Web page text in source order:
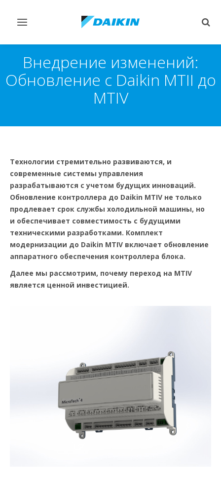
Переключить
Внедрение изменений:
Обновление с Daikin MTII до
MTIV
Технологии стремительно развиваются, и
современные системы управления
разрабатываются с учетом будущих инноваций.
Обновление контроллера до Daikin MTIV не только
продлевает срок службы холодильной машины, но
и обеспечивает совместимость с будущими
техническими разработками. Комплект
модернизации до Daikin MTIV включает обновление
аппаратного обеспечения контроллера блока.
Далее мы рассмотрим, почему переход на MTIV
является ценной инвестицией.